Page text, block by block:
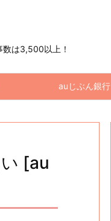
は3,500以上！
auじぶん銀行
[au